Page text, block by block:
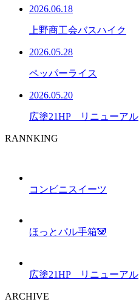
2026.06.18
上野商工会バスハイク
2026.05.28
ペッパーライス
2026.05.20
広塗21HP リニューアル
RANNKING
コンビニスイーツ
ほっとパル手箱🐼
広塗21HP リニューアル
ARCHIVE